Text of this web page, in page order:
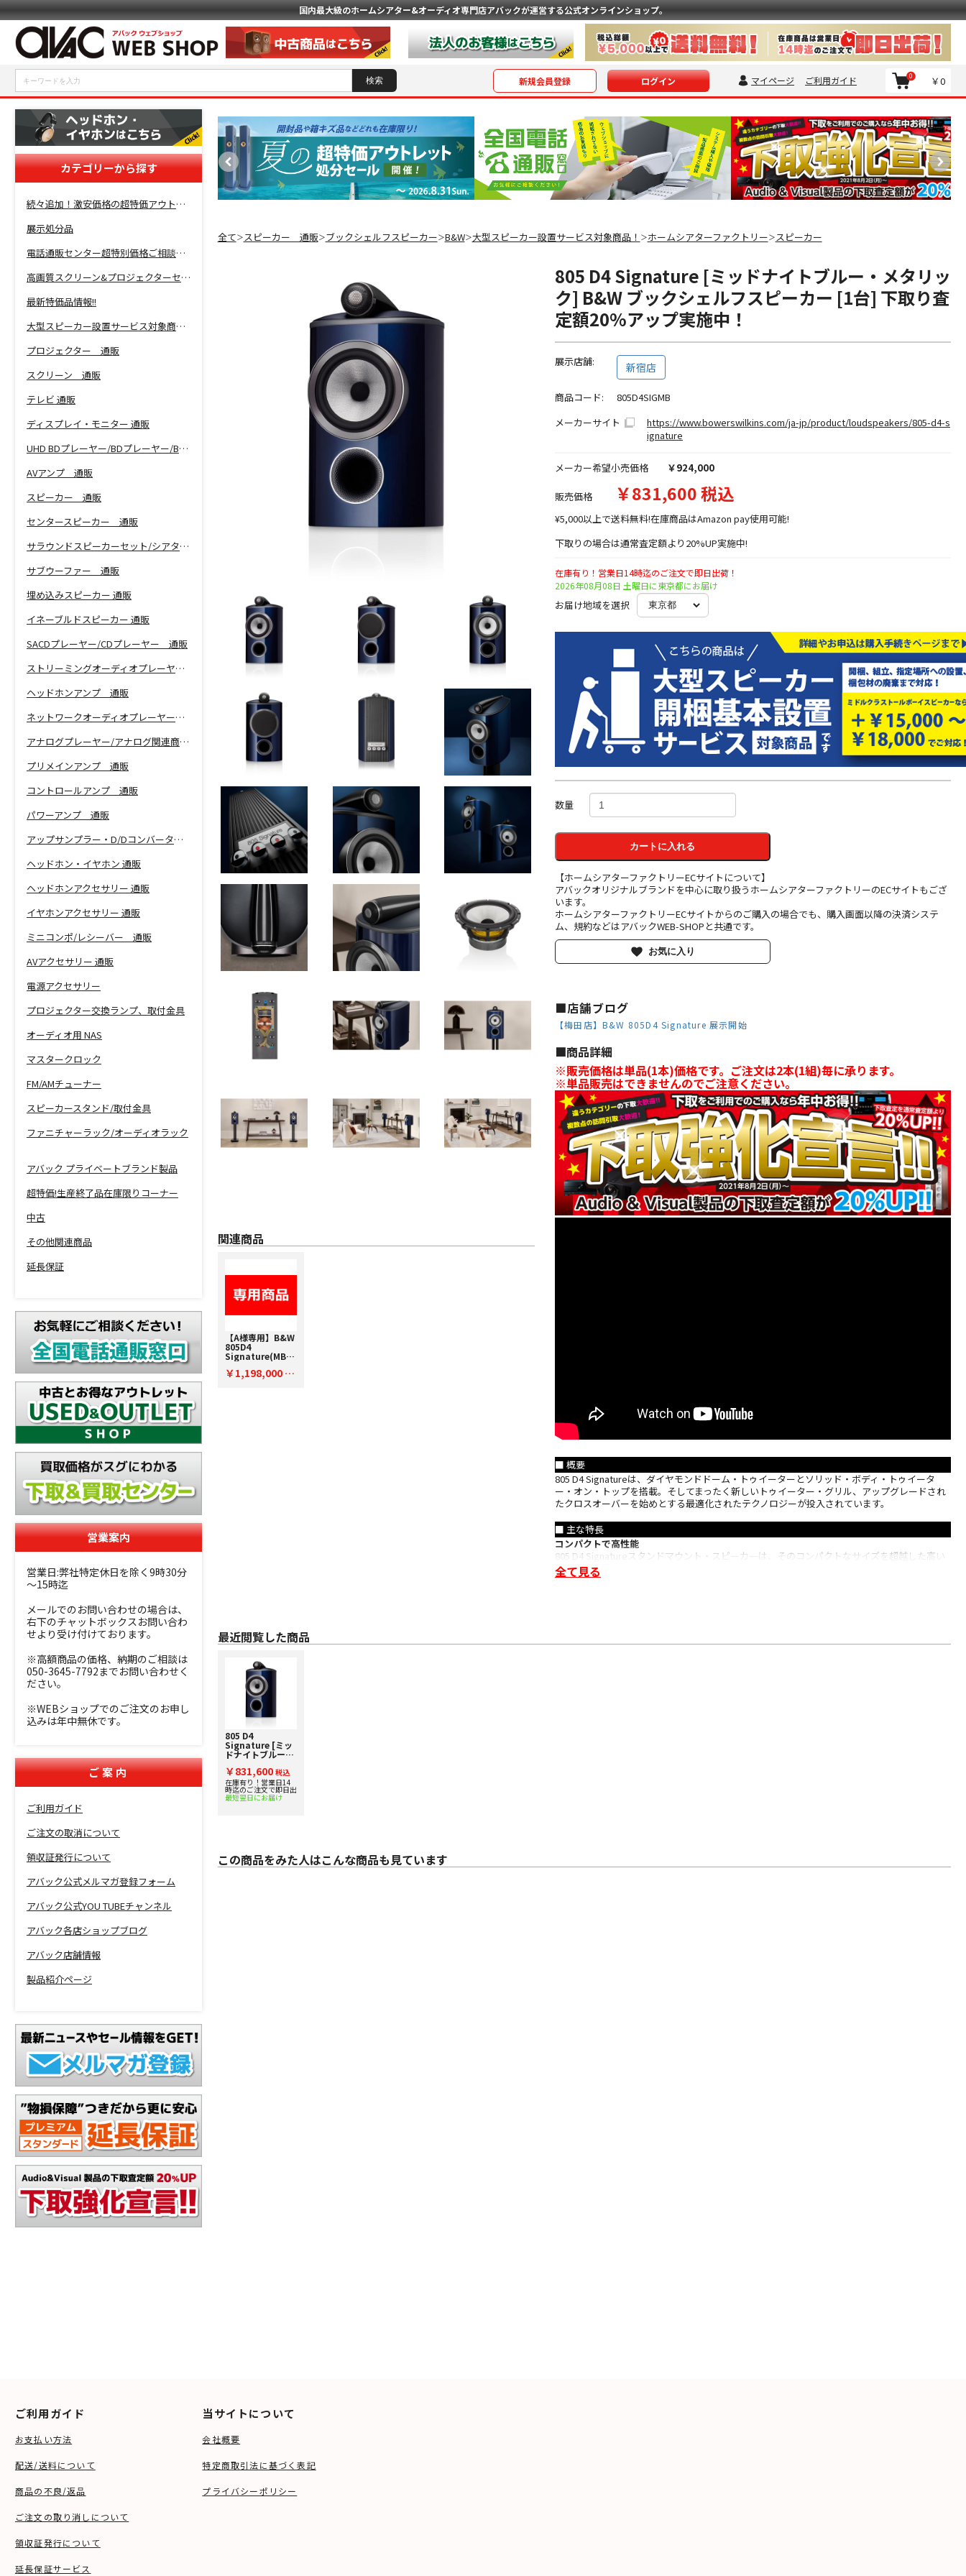
国内最大級のホームシアター&オーディオ専門店アバックが運営する公式オンラインショップ。
新規会員登録 ログイン マイページ ご利用ガイド ￥0
0
カテゴリーから探す
続々追加！激安価格の超特価アウトレットセール開催！
展示処分品
電話通販センター超特別価格ご相談コーナー！
高画質スクリーン&プロジェクターセット超特価！
最新特価品情報!!
大型スピーカー設置サービス対象商品！
プロジェクター 通販
スクリーン 通販
テレビ 通販
ディスプレイ・モニター 通販
UHD BDプレーヤー/BDプレーヤー/BDレコーダー 通販
AVアンプ 通販
スピーカー 通販
センタースピーカー 通販
サラウンドスピーカーセット/シアターバー 通販
サブウーファー 通販
埋め込みスピーカー 通販
イネーブルドスピーカー 通販
SACDプレーヤー/CDプレーヤー 通販
ストリーミングオーディオプレーヤー 通販
ヘッドホンアンプ 通販
ネットワークオーディオプレーヤー 通販
アナログプレーヤー/アナログ関連商品 通販
プリメインアンプ 通販
コントロールアンプ 通販
パワーアンプ 通販
アップサンプラー・D/Dコンバーター 通販
ヘッドホン・イヤホン 通販
ヘッドホンアクセサリー 通販
イヤホンアクセサリー 通販
ミニコンポ/レシーバー 通販
AVアクセサリー 通販
電源アクセサリー
プロジェクター交換ランプ、取付金具
オーディオ用 NAS
マスタークロック
FM/AMチューナー
スピーカースタンド/取付金具
ファニチャーラック/オーディオラック
アバック プライベートブランド製品
超特価!生産終了品在庫限りコーナー
中古
その他関連商品
延長保証
営業案内
営業日:弊社特定休日を除く9時30分
～15時迄
メールでのお問い合わせの場合は、
右下のチャットボックスお問い合わ
せより受け付けております。
※高額商品の価格、納期のご相談は
050-3645-7792までお問い合わせく
ださい。
※WEBショップでのご注文のお申し
込みは年中無休です。
ご案内
ご利用ガイド
ご注文の取消について
領収証発行について
アバック公式メルマガ登録フォーム
アバック公式YOU TUBEチャンネル
アバック各店ショップブログ
アバック店舗情報
製品紹介ページ
全て＞スピーカー 通販＞ブックシェルフスピーカー＞B&W＞大型スピーカー設置サービス対象商品！ ＞ホームシアターファクトリー＞スピーカー
関連商品
【A様専用】B&W
805D4
Signature(MB)
【コード91-
100014】ブック
￥1,198,000 税
805 D4 Signature [ミッドナイトブルー・メタリッ
ク] B&W ブックシェルフスピーカー [1台] 下取り査
定額20%アップ実施中！
展示店舗: 新宿店
商品コード:
805D4SIGMB
メーカーサイト
https://www.bowerswilkins.com/ja-jp/product/loudspeakers/805-d4-s
ignature
メーカー希望小売価格 ￥924,000
販売価格 ￥831,600 税込
¥5,000以上で送料無料!在庫商品はAmazon pay使用可能!
下取りの場合は通常査定額より20%UP実施中!
在庫有り！営業日14時迄のご注文で即日出荷！
2026年08月08日 土曜日に東京都にお届け
お届け地域を選択
数量
カートに入れる
【ホームシアターファクトリーECサイトについて】
アバックオリジナルブランドを中心に取り扱うホームシアターファクトリーのECサイトもござ
います。
ホームシアターファクトリーECサイトからのご購入の場合でも、購入画面以降の決済システ
ム、規約などはアバックWEB-SHOPと共通です。
お気に入り
■店舗ブログ
【梅田店】B&W 805D4 Signature 展示開始
■︎商品詳細
※販売価格は単品(1本)価格です。ご注文は2本(1組)毎に承ります。
※単品販売はできませんのでご注意ください。
■ 概要
805 D4 Signatureは、ダイヤモンドドーム・トゥイーターとソリッド・ボディ・トゥイータ
ー・オン・トップを搭載。そしてまったく新しいトゥイーター・グリル、アップグレードされ
たクロスオーバーを始めとする最適化されたテクノロジーが投入されています。
■ 主な特長
コンパクトで高性能
805 D4 Signatureスタンドマウント・スピーカーは、そのコンパクトなサイズを超越した高い
音響性能を備えています。ダイヤモンドドーム・トゥイーターやソリッドボディ・トゥイータ
ー・オン・トップなど、完璧に最適化されたテクノロジーを搭載しており、コンパクトかつ高
これを超えるトゥイーター・ドーム技術を開発するには至っていません。
・ ダイヤモンド・ドーム・トゥイーター
全て見る
最近閲覧した商品
805 D4
Signature [ミッ
ドナイトブルー・
ブックシェルフス
ピーカー [1台] 下
取り査定額20%ア
ップ実施中！
￥831,600 税込
在庫有り！営業日14
時迄のご注文で即日出
最短翌日にお届け
この商品をみた人はこんな商品も見ています
ご利用ガイド
お支払い方法
配送/送料について
商品の不良/返品
ご注文の取り消しについて
領収証発行について
延長保証サービス
当サイトについて
会社概要
特定商取引法に基づく表記
プライバシーポリシー